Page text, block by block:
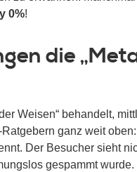
0%!
die
Weisen“ behandelt,
ganz weit
Der Besucher sieht
gespammt